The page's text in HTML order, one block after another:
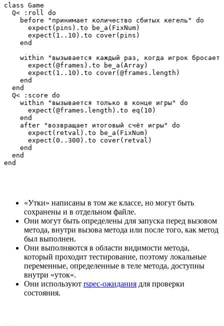
class Game
  Q< :roll do
    before "принимает количество сбитых кегель" do
      expect(pins).to be_a(FixNum)
      expect(1..10).to cover(pins)
    end
within "вызывается каждый раз, когда игрок бросает
      expect(@frames).to be_a(Array)
      expect(1..10).to cover(@frames.length)
    end
  end
  Q< :score do
    within "вызывается только в конце игры" do
      expect(@frames.length).to eq(10)
    end
    after "возвращает итоговый счёт игры" do
      expect(retval).to be_a(FixNum)
      expect(0..300).to cover(retval)
    end
  end
«Утки» написаны в том же классе, но могут быть
сохранены и в отдельном файле.
Они могут быть определены для запуска перед вызовом
метода, внутри вызова метода или после того, как метод
был выполнен.
Они выполняются в области видимости метода,
который проходит тестирование, поэтому локальные
переменные, определенные в теле метода, доступны
внутри «уток».
Они используют rspec-ожидания для проверки
состояния.